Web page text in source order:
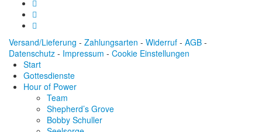
Versand/Lieferung - Zahlungsarten - Widerruf - AGB -
Datenschutz - Impressum - Cookie Einstellungen
Start
Gottesdienste
Hour of Power
Team
Shepherd’s Grove
Bobby Schuller